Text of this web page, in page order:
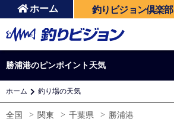
ホーム 釣りビジョン倶楽部
勝浦港のピンポイント天気
ホーム 釣り場の天気
全国 関東 千葉県 勝浦港